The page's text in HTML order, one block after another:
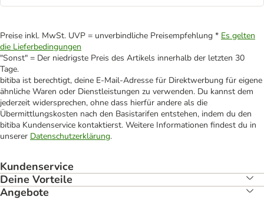
Preise inkl. MwSt. UVP = unverbindliche Preisempfehlung * Es gelten
die Lieferbedingungen
"Sonst" = Der niedrigste Preis des Artikels innerhalb der letzten 30
Tage.
bitiba ist berechtigt, deine E-Mail-Adresse für Direktwerbung für eigene
ähnliche Waren oder Dienstleistungen zu verwenden. Du kannst dem
jederzeit widersprechen, ohne dass hierfür andere als die
Übermittlungskosten nach den Basistarifen entstehen, indem du den
bitiba Kundenservice kontaktierst. Weitere Informationen findest du in
unserer Datenschutzerklärung.
Kundenservice
Deine Vorteile
Angebote